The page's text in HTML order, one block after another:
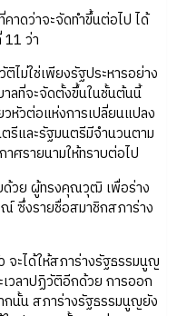
าดว่าจะจัดทำขึ้นต่อไป ได้
ว่า
ไม่ใช่เพียงรัฐประหารอย่าง
ลที่จะจัดตั้งขึ้นในชั้นต้นนี้
หัวต่อแห่งการเปลี่ยนแปลง
รีและรัฐมนตรีมีจำนวนตาม
ศรายนามให้ทราบต่อไป
ด้วย ผู้ทรงคุณวุฒิ เพื่อร่าง
ซึ่งรายชื่อสมาชิกสภาร่าง
จะได้ให้สภาร่างรัฐธรรมนูญ
วลาปฏิวัติอีกด้วย การออก
นั้น สภาร่างรัฐธรรมนูญยัง